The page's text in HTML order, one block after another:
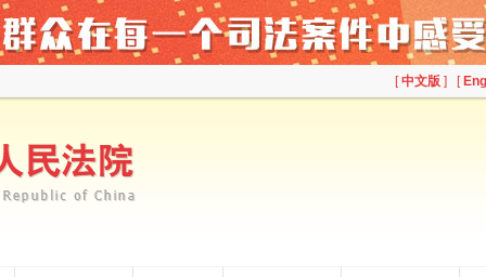
[中文版 ] [